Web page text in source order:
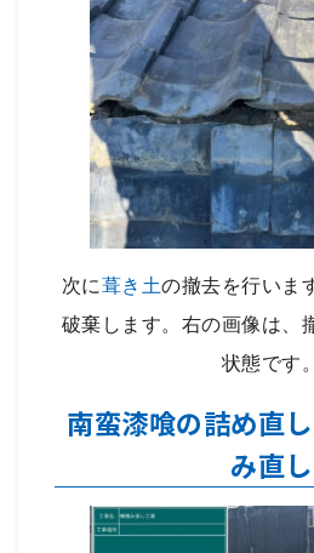
次に葺き土の撤去を行いま
破棄します。右の画像は、
状態です。
南蛮漆喰の詰め直
み直し